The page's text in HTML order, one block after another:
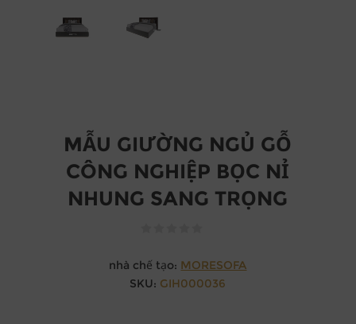
MẪU GIƯỜNG NGỦ GỖ
CÔNG NGHIỆP BỌC NỈ
NHUNG SANG TRỌNG
nhà chế tạo: MORESOFA
SKU: GIH000036